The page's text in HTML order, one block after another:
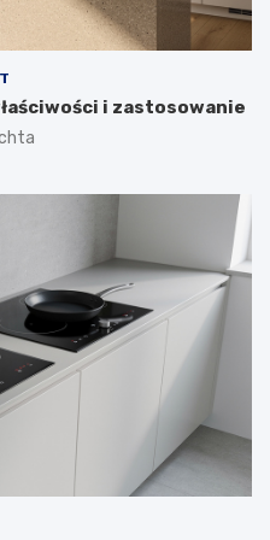
i zastosowanie